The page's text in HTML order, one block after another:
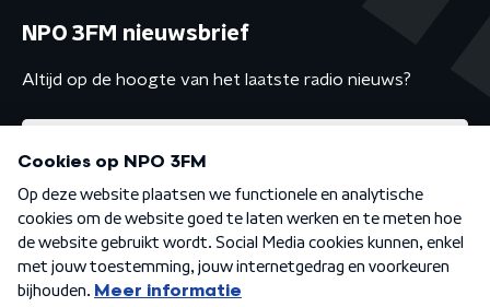
NPO 3FM nieuwsbrief
Altijd op de hoogte van het laatste radio nieuws?
Algemene voorwaarden Privacybeleid